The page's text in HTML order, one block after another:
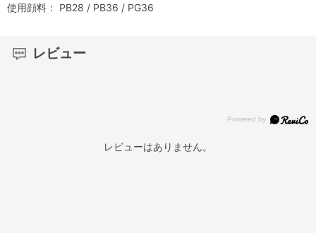
使用顔料： PB28 / PB36 / PG36
レビュー
レビューはありません。